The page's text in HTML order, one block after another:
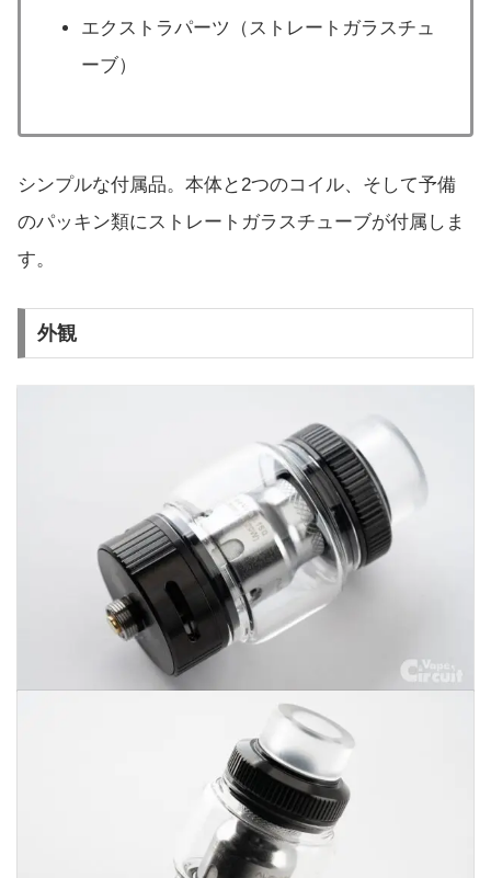
エクストラパーツ（ストレートガラスチュ
ーブ）
シンプルな付属品。本体と2つのコイル、そして予備
のパッキン類にストレートガラスチューブが付属しま
す。
外観